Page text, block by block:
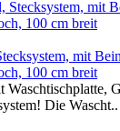
mit
100 cm breit
Die Wascht..